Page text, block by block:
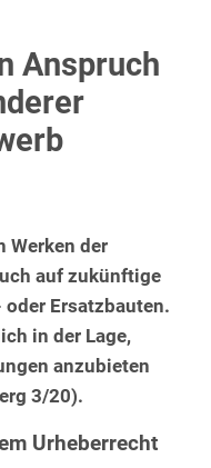
Anspruch
Werken der
auf zukünftige
Ersatzbauten.
in der Lage,
anzubieten
3/20).
Urheberrecht